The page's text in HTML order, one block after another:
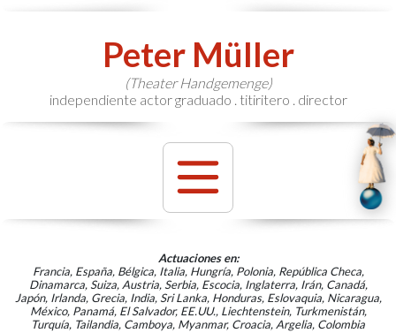
Peter Müller
(Theater Handgemenge)
independiente actor graduado . titiritero . director
Actuaciones en:
Francia, España, Bélgica, Italia, Hungría, Polonia, República Checa,
Dinamarca, Suiza, Austria, Serbia, Escocia, Inglaterra, Irán, Canadá,
Japón, Irlanda, Grecia, India, Sri Lanka, Honduras, Eslovaquia, Nicaragua,
México, Panamá, El Salvador, EE.UU., Liechtenstein, Turkmenistán,
Turquía, Tailandia, Camboya, Myanmar, Croacia, Argelia, Colombia